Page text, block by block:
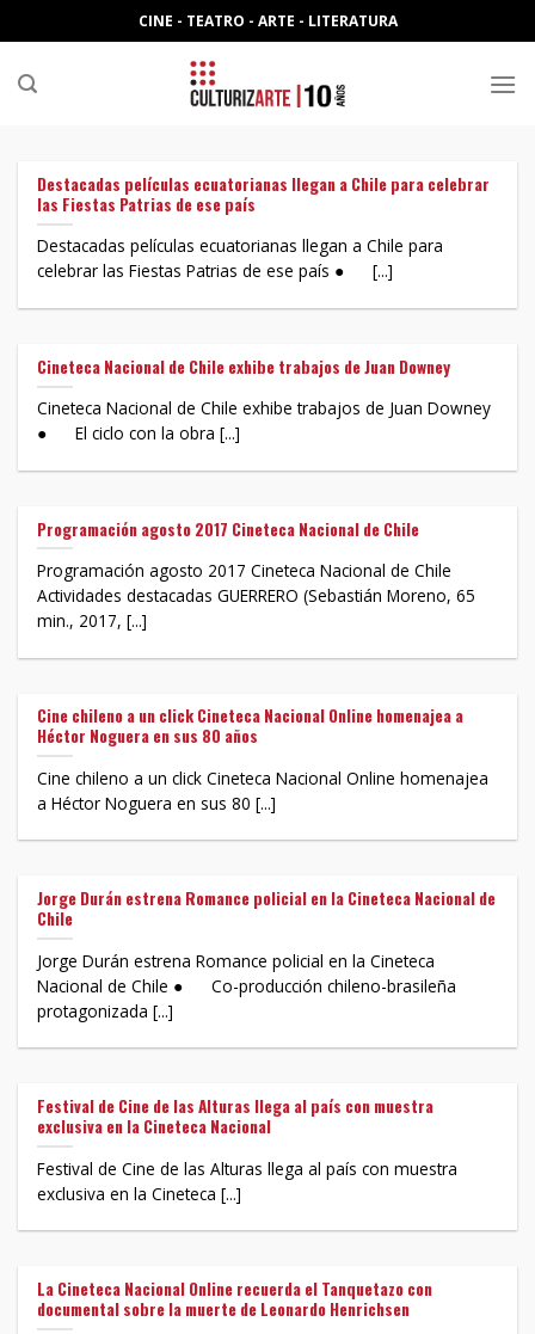
to
content
CINE - TEATRO - ARTE - LITERATURA
Destacadas películas ecuatorianas llegan a Chile para celebrar
las Fiestas Patrias de ese país
Destacadas películas ecuatorianas llegan a Chile para
celebrar las Fiestas Patrias de ese país ● [...]
Cineteca Nacional de Chile exhibe trabajos de Juan Downey
Cineteca Nacional de Chile exhibe trabajos de Juan Downey
● El ciclo con la obra [...]
Programación agosto 2017 Cineteca Nacional de Chile
Programación agosto 2017 Cineteca Nacional de Chile
Actividades destacadas GUERRERO (Sebastián Moreno, 65
min., 2017, [...]
Cine chileno a un click Cineteca Nacional Online homenajea a
Héctor Noguera en sus 80 años
Cine chileno a un click Cineteca Nacional Online homenajea
a Héctor Noguera en sus 80 [...]
Jorge Durán estrena Romance policial en la Cineteca Nacional de
Chile
Jorge Durán estrena Romance policial en la Cineteca
Nacional de Chile ● Co-producción chileno-brasileña
protagonizada [...]
Festival de Cine de las Alturas llega al país con muestra
exclusiva en la Cineteca Nacional
Festival de Cine de las Alturas llega al país con muestra
exclusiva en la Cineteca [...]
La Cineteca Nacional Online recuerda el Tanquetazo con
documental sobre la muerte de Leonardo Henrichsen